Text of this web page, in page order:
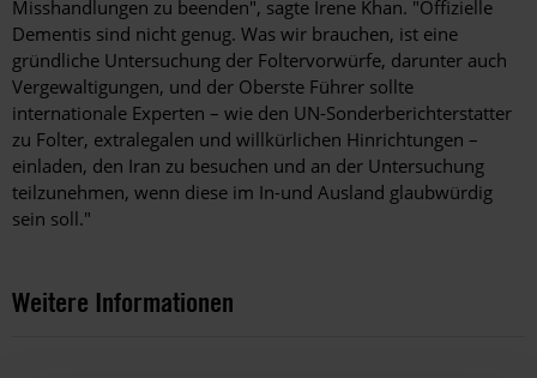
Misshandlungen zu beenden", sagte Irene Khan. "Offizielle
Dementis sind nicht genug. Was wir brauchen, ist eine
gründliche Untersuchung der Foltervorwürfe, darunter auch
Vergewaltigungen, und der Oberste Führer sollte
internationale Experten – wie den UN-Sonderberichterstatter
zu Folter, extralegalen und willkürlichen Hinrichtungen –
einladen, den Iran zu besuchen und an der Untersuchung
teilzunehmen, wenn diese im In-und Ausland glaubwürdig
sein soll."
Weitere Informationen